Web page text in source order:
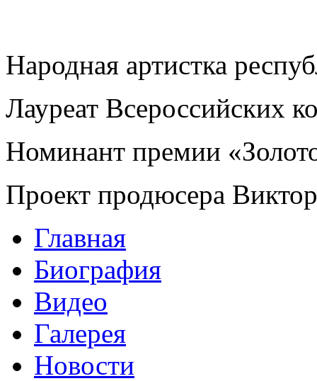
Народная артистка
Лауреат Всероссийских
Номинант премии
Проект продюсера
Главная
Биография
Видео
Галерея
Новости